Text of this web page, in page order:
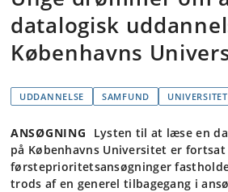
datalogisk
Københavns
UDDANNELSE SAMFUND
ANSØGNING
Lysten til at læse en
på Københavns Universitet er
førsteprioritetsansøgninger
trods af en generel tilbagegang i